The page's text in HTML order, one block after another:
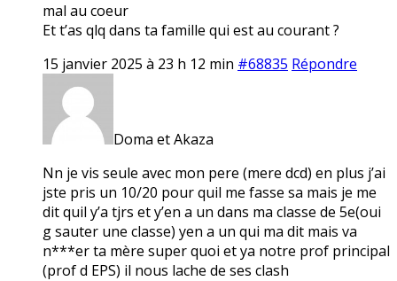
mal au coeur
Et t’as qlq dans ta famille qui est au courant ?
15 janvier 2025 à 23 h 12 min #68835 Répondre
Doma et Akaza
Nn je vis seule avec mon pere (mere dcd) en plus j’ai
jste pris un 10/20 pour quil me fasse sa mais je me
dit quil y’a tjrs et y’en a un dans ma classe de 5e(oui
g sauter une classe) yen a un qui ma dit mais va
n***er ta mère super quoi et ya notre prof principal
(prof d EPS) il nous lache de ses clash